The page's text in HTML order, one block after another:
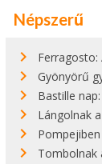
Népszerű
Ferragosto:
Gyönyörű
Bastille nap: A
Lángolnak
Pompejiben
Tombolnak